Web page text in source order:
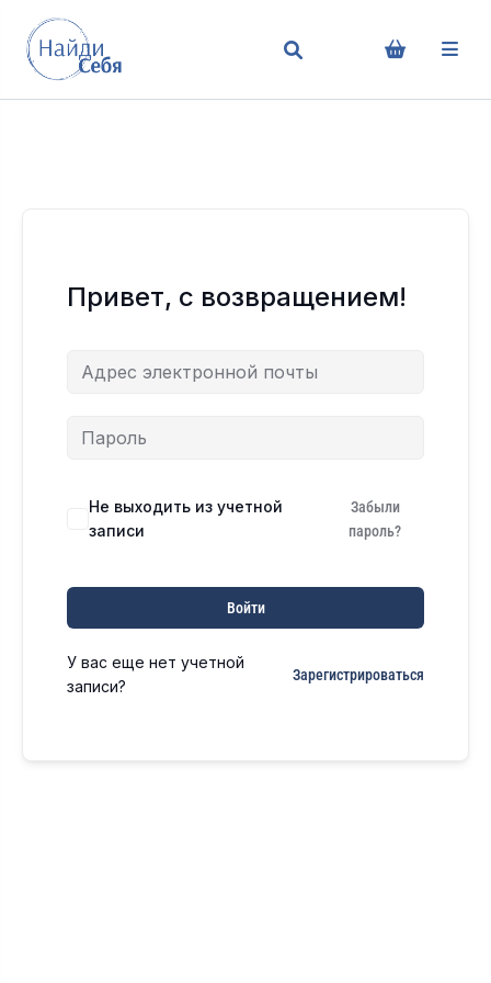
Привет, с возвращением!
Не выходить из учетной
записи
Забыли
пароль?
Войти
У вас еще нет учетной
записи?
Зарегистрироваться